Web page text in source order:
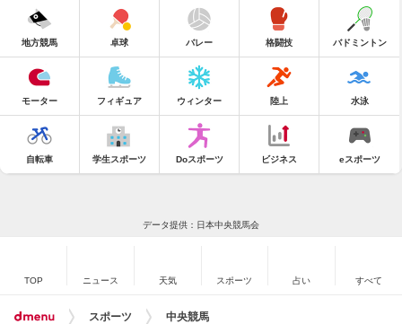
地方競馬 卓球 バレー 格闘技 バドミントン
モーター フィギュア ウィンター 陸上 水泳
自転車 学生スポーツ Doスポーツ ビジネス eスポーツ
データ提供：日本中央競馬会
TOP ニュース 天気 スポーツ 占い すべて
スポーツ 中央競馬